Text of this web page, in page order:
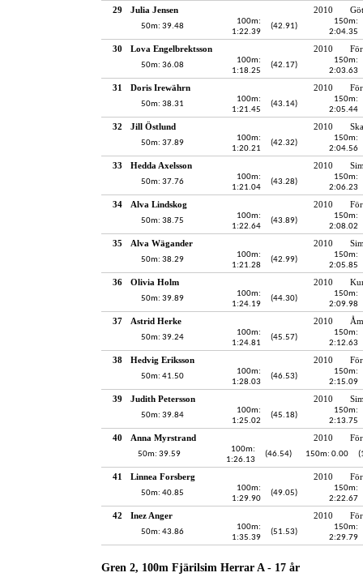
29 Julia Jensen 2010
50m: 39.48
100m:
1:22.39
(42.91)
150m:
2:04.35
30 Lova Engelbrektsson 2010
50m: 36.08
100m:
1:18.25
(42.17)
150m:
2:03.63
31 Doris Irewährn 2010
50m: 38.31
100m:
1:21.45
(43.14)
150m:
2:05.44
32 Jill Östlund 2010
50m: 37.89
100m:
1:20.21
(42.32)
150m:
2:04.56
33 Hedda Axelsson 2010
50m: 37.76
100m:
1:21.04
(43.28)
150m:
2:06.23
34 Alva Lindskog 2010
50m: 38.75
100m:
1:22.64
(43.89)
150m:
2:08.02
35 Alva Wägander 2010
50m: 38.29
100m:
1:21.28
(42.99)
150m:
2:05.85
36 Olivia Holm 2010
50m: 39.89
100m:
1:24.19
(44.30)
150m:
2:09.98
37 Astrid Herke 2010
50m: 39.24
100m:
1:24.81
(45.57)
150m:
2:12.63
38 Hedvig Eriksson 2010
50m: 41.50
100m:
1:28.03
(46.53)
150m:
2:15.09
39 Judith Petersson 2010
50m: 39.84
100m:
1:25.02
(45.18)
150m:
2:13.75
40 Anna Myrstrand 2010
50m: 39.59
100m:
1:26.13
(46.54) 150m: 0.00
41 Linnea Forsberg 2010
50m: 40.85
100m:
1:29.90
(49.05)
150m:
2:22.67
42 Inez Anger 2010
50m: 43.86
100m:
1:35.39
(51.53)
150m:
2:29.79
Gren 2, 100m Fjärilsim Herrar A - 17 år